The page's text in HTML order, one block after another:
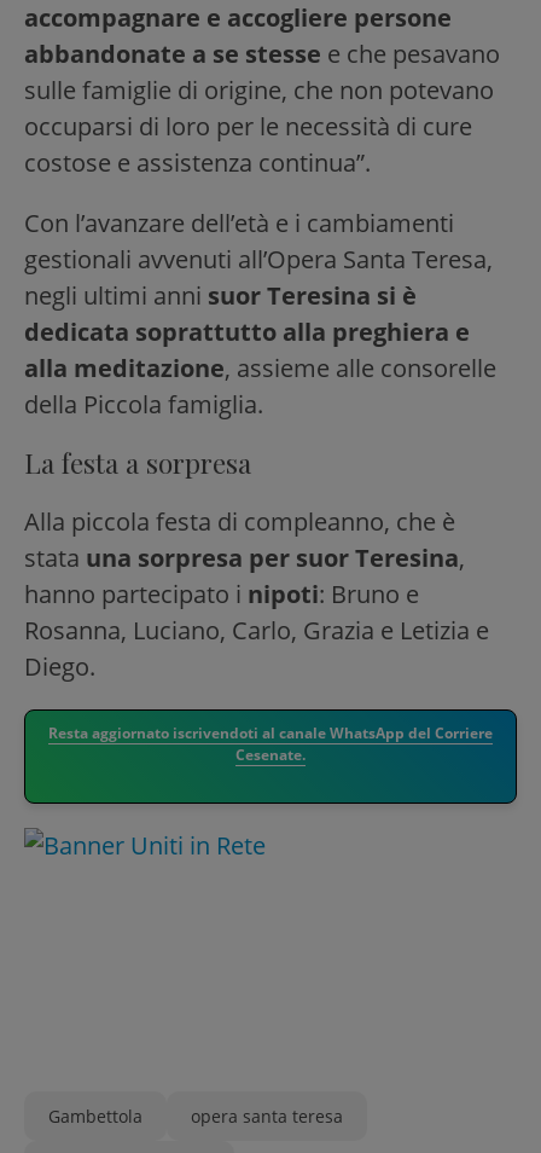
accompagnare e accogliere persone
abbandonate a se stesse e che pesavano
sulle famiglie di origine, che non potevano
occuparsi di loro per le necessità di cure
costose e assistenza continua”.
Con l’avanzare dell’età e i cambiamenti
gestionali avvenuti all’Opera Santa Teresa,
negli ultimi anni suor Teresina si è
dedicata soprattutto alla preghiera e
alla meditazione, assieme alle consorelle
della Piccola famiglia.
La festa a sorpresa
Alla piccola festa di compleanno, che è
stata una sorpresa per suor Teresina,
hanno partecipato i nipoti: Bruno e
Rosanna, Luciano, Carlo, Grazia e Letizia e
Diego.
Resta aggiornato iscrivendoti al canale WhatsApp del Corriere
Cesenate.
Gambettola opera santa teresa